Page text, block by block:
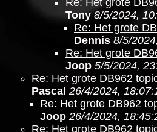
Re: Het grote
Tony 8/5/2024,
Re: Het grote
Dennis 8/5/
Re: Het grote
Joop 5/5/2024,
Re: Het grote DB962
Pascal 26/4/2024,
Re: Het grote DB962
Joop 26/4/2024,
Re: Het grote DB962